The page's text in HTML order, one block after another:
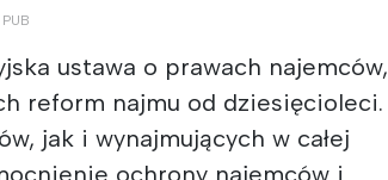
ustawa o prawach najemców,
reform najmu od dziesięcioleci.
jak i wynajmujących w całej
ochrony najemców i